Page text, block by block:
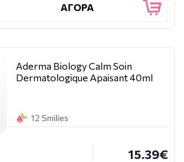
ΑΓΟΡΑ
Aderma Biology Calm Soin
Dermatologique Apaisant 40ml
12 Smilies
15.39€